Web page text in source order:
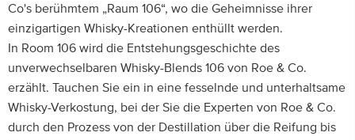
Co's berühmtem „Raum 106“, wo die Geheimnisse ihrer
einzigartigen Whisky-Kreationen enthüllt werden.
In Room 106 wird die Entstehungsgeschichte des
unverwechselbaren Whisky-Blends 106 von Roe & Co.
erzählt. Tauchen Sie ein in eine fesselnde und unterhaltsame
Whisky-Verkostung, bei der Sie die Experten von Roe & Co.
durch den Prozess von der Destillation über die Reifung bis